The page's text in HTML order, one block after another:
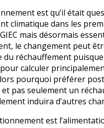
est qu’il était
climatique dans les
mais désormais
le changement peut
du réchauffement
calculer
pourquoi préférer
pas seulement un
induira d’autres
est